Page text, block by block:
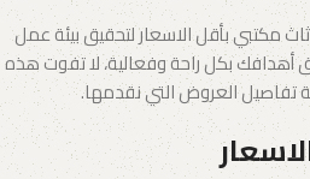
مكتبي بأقل الاسعار لتحقيق بيئة عمل
أهدافك بكل راحة وفعالية، لا تفوت هذه
تفاصيل العروض التي نقدمها.